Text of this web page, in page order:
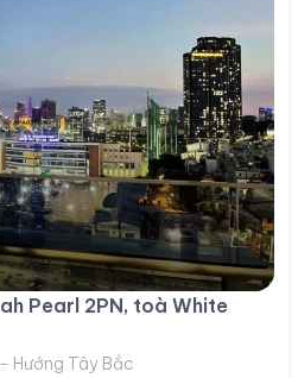
Pearl 2PN, toà White
Hướng Tây Bắc